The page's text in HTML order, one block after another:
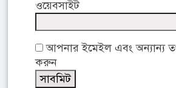
ওয়েবসাইট
আপনার ইমেইল এবং অন্যান্য
করুন